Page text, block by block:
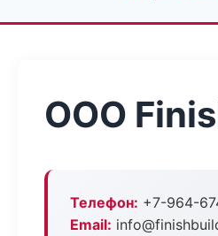
ООО
Телефон: +7-964-
Email: